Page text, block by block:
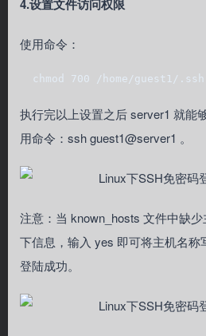
4.设置文件访问权限
使用命令：
chmod 700 /home/guest1/
执行完以上设置之后 server1 就能
用命令：ssh guest1@server1 。
注意：当 known_hosts 文件中缺
下信息，输入 yes 即可将主机名称
登陆成功。